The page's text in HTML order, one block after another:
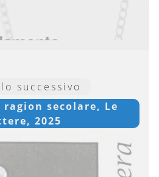
successivo
secolare, Le
2025